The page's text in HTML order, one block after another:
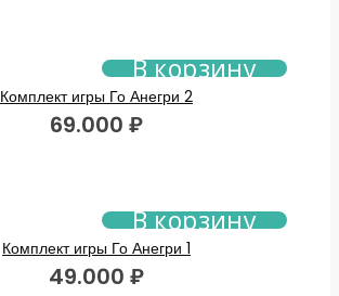
12.900 ₽.
В корзину
Комплект игры Го Анегри 2
69.000 ₽
В корзину
Комплект игры Го Анегри 1
49.000 ₽